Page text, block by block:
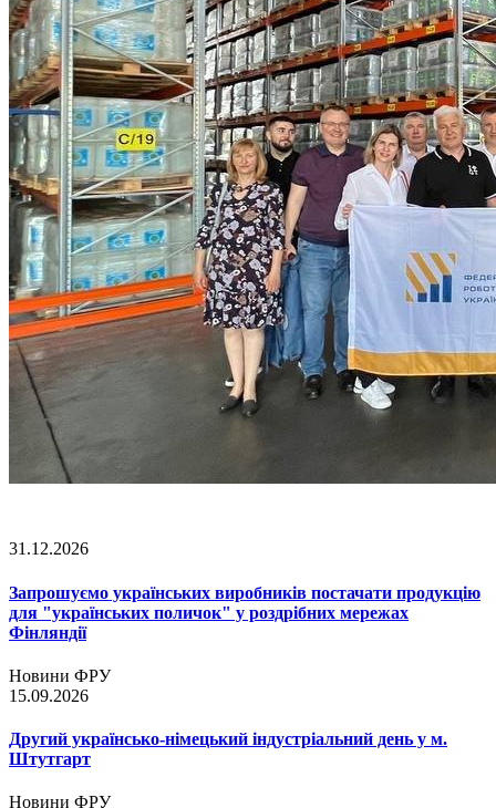
31.12.2026
Запрошуємо українських виробників постачати продукцію
для "українських поличок" у роздрібних мережах
Фінляндії
Новини ФРУ
15.09.2026
Другий українсько-німецький індустріальний день у м.
Штутгарт
Новини ФРУ